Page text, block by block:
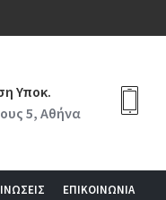
Υποκ.
5, Αθήνα
ΕΠΙΚΟΙΝΩΝΙΑ